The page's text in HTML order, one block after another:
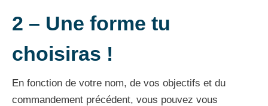
2 – Une forme tu
choisiras !
En fonction de votre nom, de vos objectifs et du
commandement précédent, vous pouvez vous